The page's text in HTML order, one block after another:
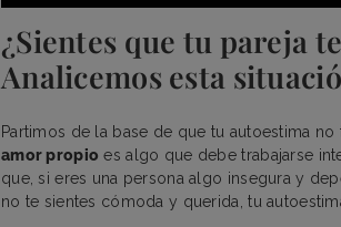
¿Sientes que tu pareja
Analicemos esta
Partimos de la base de que tu autoestima
amor propio es algo que debe trabajarse
que, si eres una persona algo insegura y
no te sientes cómoda y querida, tu